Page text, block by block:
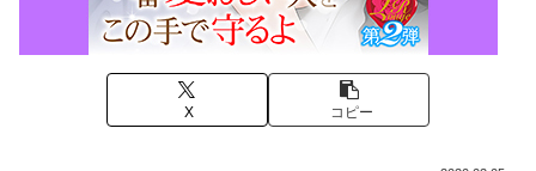
X コピー